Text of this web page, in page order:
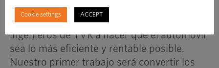
lanzamiento está en marcha, pero aún
tenemos la oportunidad de ayudar a los
ingenieros de TVR a hacer que el automóvil
sea lo más eficiente y rentable posible.
Nuestro primer trabajo será convertir los
Cookie settings ACCEPT